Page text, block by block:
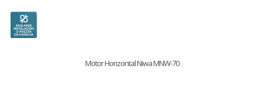
Motor Horizontal Niwa MNW-70